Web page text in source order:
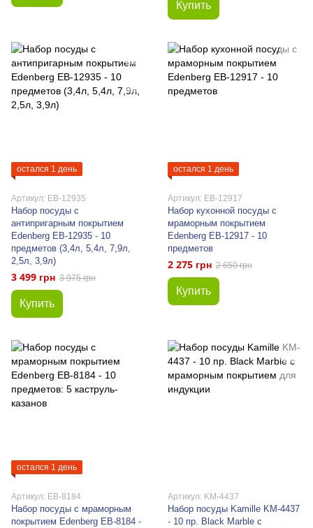
Купить
остался 1 день
Артикул: EB-12935
Набор посуды с
антипригарным покрытием
Edenberg EB-12935 - 10
предметов (3,4л, 5,4л, 7,9л,
2,5л, 3,9л)
3 499 грн 3 975 грн
Купить
остался 1 день
Артикул: EB-12917
Набор кухонной посуды с
мраморным покрытием
Edenberg EB-12917 - 10
предметов
2 275 грн 2 650 грн
Купить
остался 1 день
Артикул: EB-8184
Набор посуды с мраморным
покрытием Edenberg EB-8184 -
Артикул: KM-4437
Набор посуды Kamille KM-4437
- 10 пр. Black Marble с